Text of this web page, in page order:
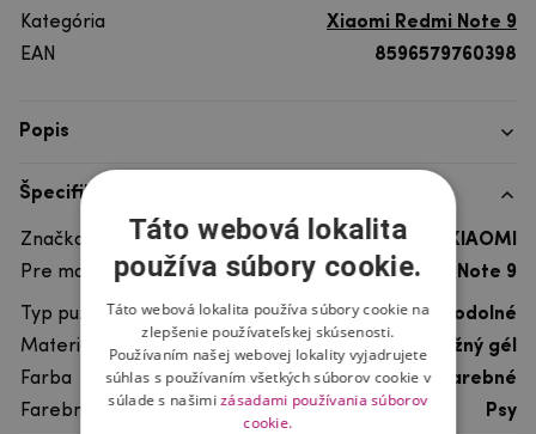
Kategória
Xiaomi Redmi Note 9
EAN
8596579760398
Popis
Špecifikácia
Značka telefónu
XIAOMI
Pre model telefónu
Xiaomi Redmi Note 9
Typ puzdra
Gélové, Ultra odolné
Materiál
pružný gél
Farba
viacfarebné
Farebný motív
Psy
Táto webová lokalita
používa súbory cookie.
Táto webová lokalita používa súbory cookie na
zlepšenie používateľskej skúsenosti.
Používaním našej webovej lokality vyjadrujete
súhlas s používaním všetkých súborov cookie v
súlade s našimizásadami používania súborov
cookie.